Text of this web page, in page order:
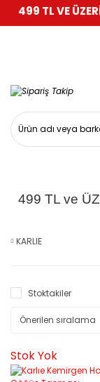
499 TL VE
499 TL ve
KARLIE
Stoktakiler
Stok Yok